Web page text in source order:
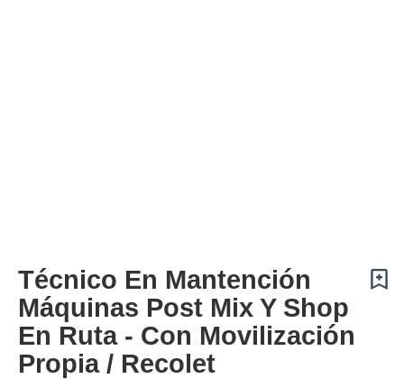
Técnico En Mantención
Máquinas Post Mix Y Shop
En Ruta - Con Movilización
Propia / Recolet